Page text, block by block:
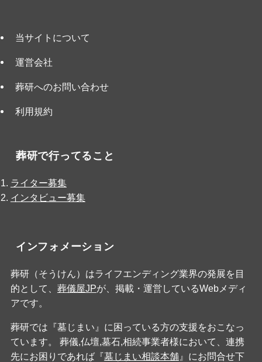
当サイトについて
運営会社
葬研へのお問い合わせ
利用規約
葬研で行ってること
ライター募集
インタビュー募集
インフォメーション
葬研（そうけん）はライフエンディング業界の発展を目
的として、 葬儀屋JPが、掲載・運営しているWebメディ
アです。
葬研では『墓じまい』に困っている方の支援をおこなっ
ています。 葬儀,仏壇,墓石,相続事業者様において、連携
先にお困りであれば『墓じまい相談本舗』にお問合せ下